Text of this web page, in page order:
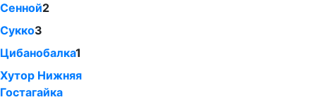
Сенной2
Сукко3
Цибанобалка1
Хутор Нижняя
Гостагайка